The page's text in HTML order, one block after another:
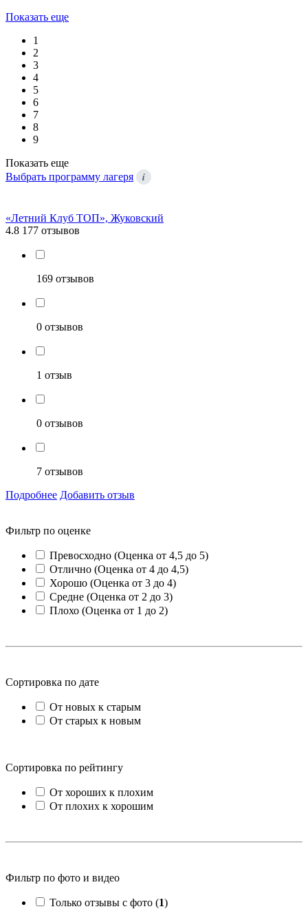
Показать еще
1
2
3
4
5
6
7
8
9
Показать еще
Выбрать программу лагеря
i
«Летний Клуб ТОП», Жуковский
4.8 177 отзывов
169 отзывов
0 отзывов
1 отзыв
0 отзывов
7 отзывов
Подробнее Добавить отзыв
Фильтр по оценке
Превосходно (Оценка от 4,5 до 5)
Отлично (Оценка от 4 до 4,5)
Хорошо (Оценка от 3 до 4)
Средне (Оценка от 2 до 3)
Плохо (Оценка от 1 до 2)
Сортировка по дате
От новых к старым
От старых к новым
Сортировка по рейтингу
От хороших к плохим
От плохих к хорошим
Фильтр по фото и видео
Только отзывы с фото (1)